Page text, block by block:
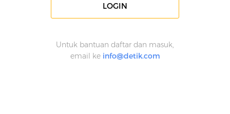
LOGIN
Untuk bantuan daftar dan masuk,
email ke info@detik.com